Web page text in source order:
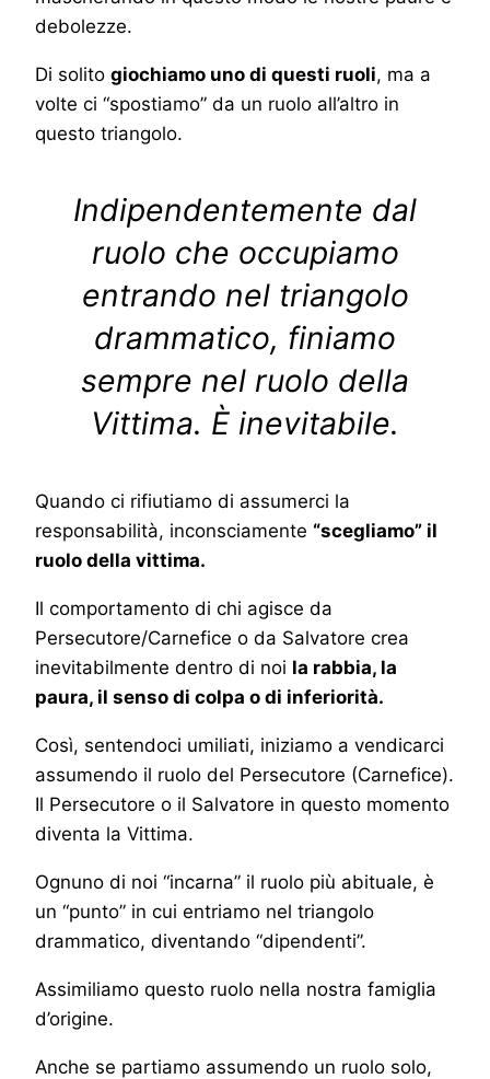
debolezze.
Di solito giochiamo uno di questi ruoli, ma a
volte ci “spostiamo” da un ruolo all’altro in
questo triangolo.
Indipendentemente dal
ruolo che occupiamo
entrando nel triangolo
drammatico, finiamo
sempre nel ruolo della
Vittima. È inevitabile.
Quando ci rifiutiamo di assumerci la
responsabilità, inconsciamente “scegliamo” il
ruolo della vittima.
Il comportamento di chi agisce da
Persecutore/Carnefice o da Salvatore crea
inevitabilmente dentro di noi la rabbia, la
paura, il senso di colpa o di inferiorità.
Così, sentendoci umiliati, iniziamo a vendicarci
assumendo il ruolo del Persecutore (Carnefice).
Il Persecutore o il Salvatore in questo momento
diventa la Vittima.
Ognuno di noi “incarna” il ruolo più abituale, è
un “punto” in cui entriamo nel triangolo
drammatico, diventando “dipendenti”.
Assimiliamo questo ruolo nella nostra famiglia
d’origine.
Anche se partiamo assumendo un ruolo solo,